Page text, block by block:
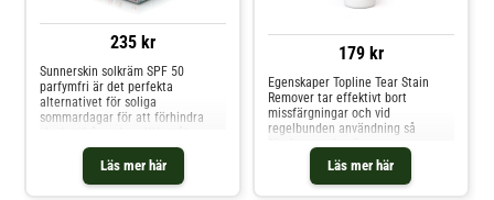
235 kr
Läs mer här
Sunnerskin solkräm SPF 50
parfymfri är det perfekta
alternativet för soliga
sommardagar för att förhindra
Lämplig till hund, katt och häst
med: Kort päls Ljus hud Glest
behårade områden (öron, mage,
179 kr
Läs mer här
Egenskaper Topline Tear Stain
Remover tar effektivt bort
missfärgningar och vid
regelbunden användning så
förebygger den även nya
missfärgningar. Produkten har de
aktiva substanserna
kamomillextrakt och aloe vera-